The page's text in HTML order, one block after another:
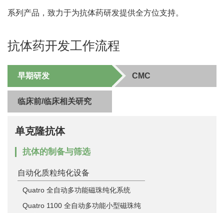
系列产品，致力于为抗体药研发提供全方位支持。
抗体药开发工作流程
早期研发 CMC
临床前/临床相关研究
单克隆抗体
抗体的制备与筛选
自动化质粒纯化设备
Quatro 全自动多功能磁珠纯化系统
Quatro 1100 全自动多功能小型磁珠纯